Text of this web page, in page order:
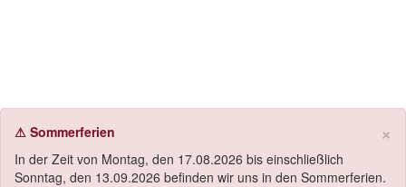
×
⚠ Sommerferien
In der Zeit von Montag, den 17.08.2026 bis einschließlich
Sonntag, den 13.09.2026 befinden wir uns in den Sommerferien.